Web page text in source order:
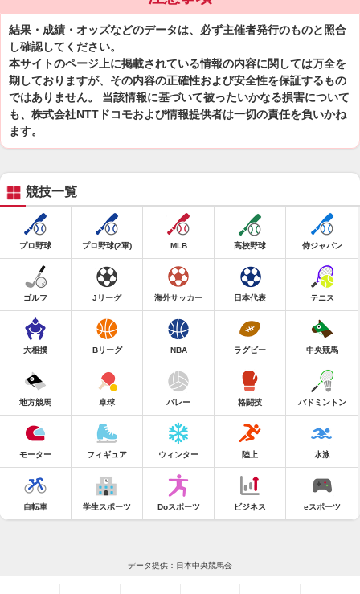
結果・成績・オッズなどのデータは、必ず主催者発行のものと照合
し確認してください。
本サイトのページ上に掲載されている情報の内容に関しては万全を
期しておりますが、その内容の正確性および安全性を保証するもの
ではありません。 当該情報に基づいて被ったいかなる損害について
も、株式会社NTTドコモおよび情報提供者は一切の責任を負いかね
ます。
競技一覧
プロ野球 プロ野球(2軍) MLB 高校野球 侍ジャパン
ゴルフ Jリーグ 海外サッカー 日本代表 テニス
大相撲 Bリーグ NBA ラグビー 中央競馬
地方競馬 卓球 バレー 格闘技 バドミントン
モーター フィギュア ウィンター 陸上 水泳
自転車 学生スポーツ Doスポーツ ビジネス eスポーツ
データ提供：日本中央競馬会